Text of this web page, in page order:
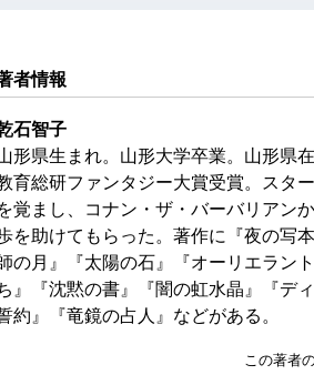
者情報
石智子
形県生まれ。山形大学卒業。山形県
育総研ファンタジー大賞受賞。スタ
覚まし、コナン・ザ・バーバリアン
を助けてもらった。著作に『夜の写
の月』『太陽の石』『オーリエラン
』『沈黙の書』『闇の虹水晶』『デ
約』『竜鏡の占人』などがある。
この著者